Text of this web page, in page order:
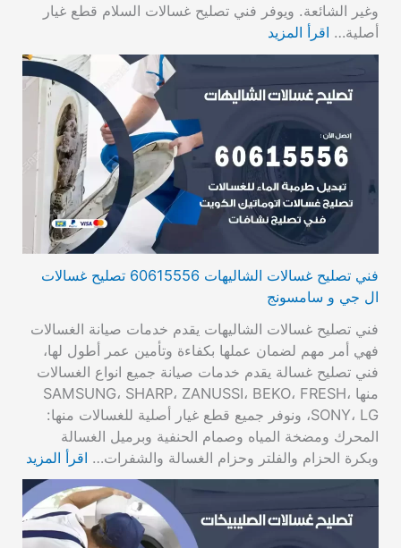
وغير الشائعة. ويوفر فني تصليح غسالات السلام قطع غيار
أصلية… اقرأ المزيد
فني تصليح غسالات الشاليهات 60615556 تصليح غسالات
ال جي و سامسونج
فني تصليح غسالات الشاليهات يقدم خدمات صيانة الغسالات
فهي أمر مهم لضمان عملها بكفاءة وتأمين عمر أطول لها،
فني تصليح غسالة يقدم خدمات صيانة جميع انواع الغسالات
منها SAMSUNG، SHARP، ZANUSSI، BEKO، FRESH،
SONY، LG، ونوفر جميع قطع غيار أصلية للغسالات منها:
المحرك ومضخة المياه وصمام الحنفية وبرميل الغسالة
وبكرة الحزام والفلتر وحزام الغسالة والشفرات… اقرأ المزيد